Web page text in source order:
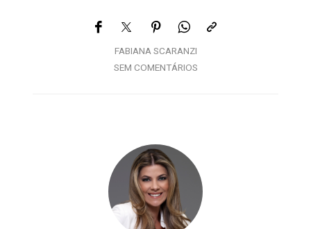
FABIANA SCARANZI
SEM COMENTÁRIOS